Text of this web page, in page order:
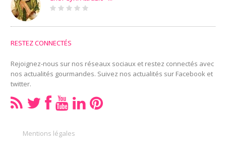
RESTEZ CONNECTÉS
Rejoignez-nous sur nos réseaux sociaux et restez connectés avec
nos actualités gourmandes. Suivez nos actualités sur Facebook et
twitter.
Mentions légales